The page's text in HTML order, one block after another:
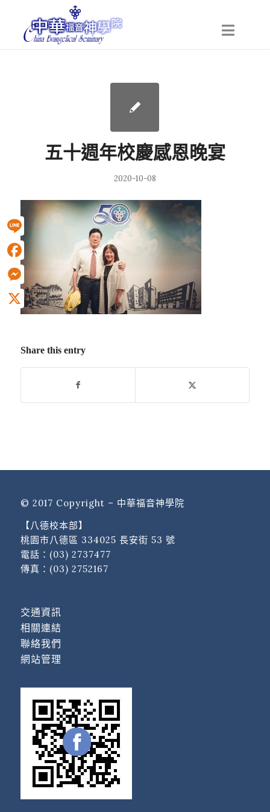
五十週年校慶感恩晚宴
2020-10-08
Share this entry
© 2017 Copyright – 中華福音神學院
【八德校本部】
桃園市八德區 334025 長安街 53 號
電話： (03) 2737477
傳真：(03) 2752167
交通資訊
相關連結
聯絡我們
網站管理
Line
Facebook
Messenger